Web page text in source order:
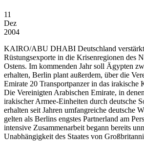
11
Dez
2004
KAIRO/ABU DHABI Deutschland
Rüstungsexporte in die Krisenregionen des
Ostens. Im kommenden Jahr soll Ägypten
erhalten, Berlin plant außerdem, über die
Emirate 20 Transportpanzer in das irakische
Die Vereinigten Arabischen Emirate, in
irakischer Armee-Einheiten durch deutsche
erhalten seit Jahren umfangreiche deutsche
gelten als Berlins engstes Partnerland am
intensive Zusammenarbeit begann bereits
Unabhängigkeit des Staates von